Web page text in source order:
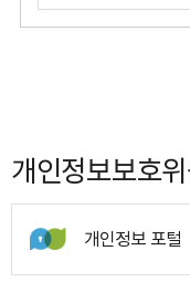
개인정보보호
개인정보 포털